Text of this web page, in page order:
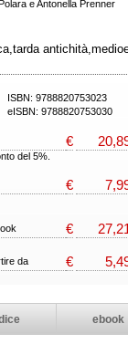
e Antonella Prenner
ISBN: 9788820753023
eISBN: 9788820753030
€
del 5%.
€
€
da €
ebook